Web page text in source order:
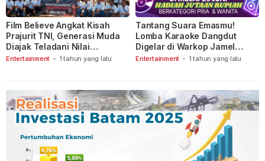
Entertainment - 1 tahun yang lalu
Film Believe Angkat Kisah
Prajurit TNI, Generasi Muda
Diajak Teladani Nilai
Keberanian
Entertainment - 1 tahun yang lalu
Tantang Suara Emasmu!
Lomba Karaoke Dangdut
Digelar di Warkop Jamel
Ganet